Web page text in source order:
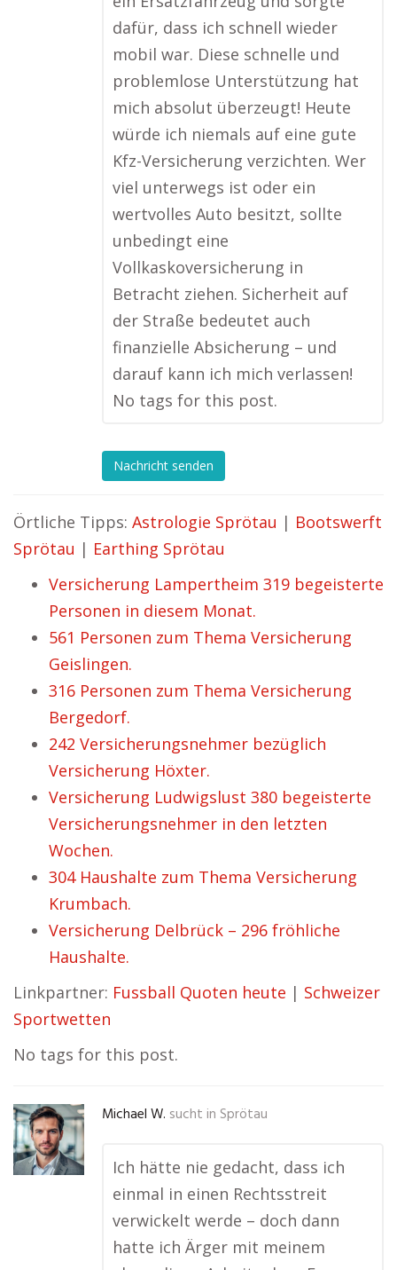
dafür, dass ich schnell wieder
mobil war. Diese schnelle und
problemlose Unterstützung hat
mich absolut überzeugt! Heute
würde ich niemals auf eine gute
Kfz-Versicherung verzichten. Wer
viel unterwegs ist oder ein
wertvolles Auto besitzt, sollte
unbedingt eine
Vollkaskoversicherung in
Betracht ziehen. Sicherheit auf
der Straße bedeutet auch
finanzielle Absicherung – und
darauf kann ich mich verlassen!
No tags for this post.
Nachricht senden
Örtliche Tipps: Astrologie Sprötau | Bootswerft
Sprötau | Earthing Sprötau
Versicherung Lampertheim 319 begeisterte
Personen in diesem Monat.
561 Personen zum Thema Versicherung
Geislingen.
316 Personen zum Thema Versicherung
Bergedorf.
242 Versicherungsnehmer bezüglich
Versicherung Höxter.
Versicherung Ludwigslust 380 begeisterte
Versicherungsnehmer in den letzten
Wochen.
304 Haushalte zum Thema Versicherung
Krumbach.
Versicherung Delbrück – 296 fröhliche
Haushalte.
Linkpartner: Fussball Quoten heute | Schweizer
Sportwetten
No tags for this post.
Michael W. sucht in Sprötau
Ich hätte nie gedacht, dass ich
einmal in einen Rechtsstreit
verwickelt werde – doch dann
hatte ich Ärger mit meinem